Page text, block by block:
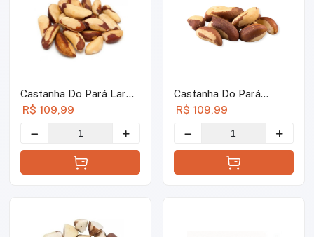
Castanha Do Pará Large
Sem Casca - 1kg
R$ 109,99
Castanha Do Pará
Média Sem Casca - 1kg
R$ 109,99